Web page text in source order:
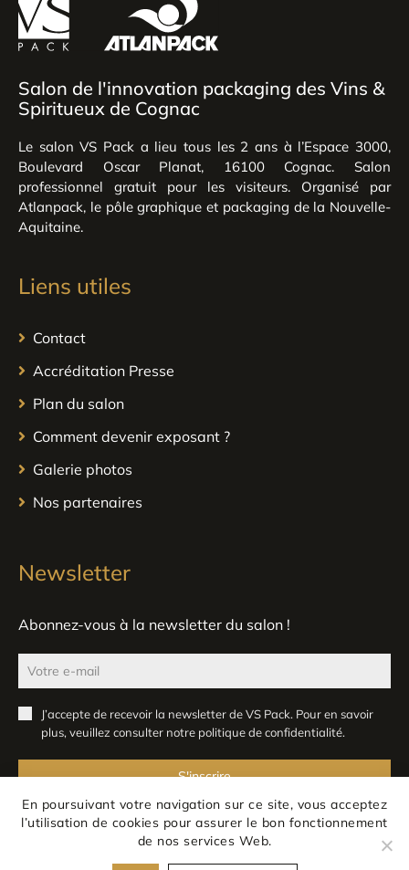
Salon de l'innovation packaging des Vins &
Spiritueux de Cognac
Le salon VS Pack a lieu tous les 2 ans à l’Espace 3000,
Boulevard Oscar Planat, 16100 Cognac. Salon
professionnel gratuit pour les visiteurs. Organisé par
Atlanpack, le pôle graphique et packaging de la Nouvelle-
Aquitaine.
Liens utiles
Contact
Accréditation Presse
Plan du salon
Comment devenir exposant ?
Galerie photos
Nos partenaires
Newsletter
Abonnez-vous à la newsletter du salon !
J’accepte de recevoir la newsletter de VS Pack. Pour en savoir
plus, veuillez consulter notre politique de confidentialité.
S'inscrire
Mentions légales Confidentialité
En poursuivant votre navigation sur ce site, vous acceptez
l’utilisation de cookies pour assurer le bon fonctionnement
de nos services Web.